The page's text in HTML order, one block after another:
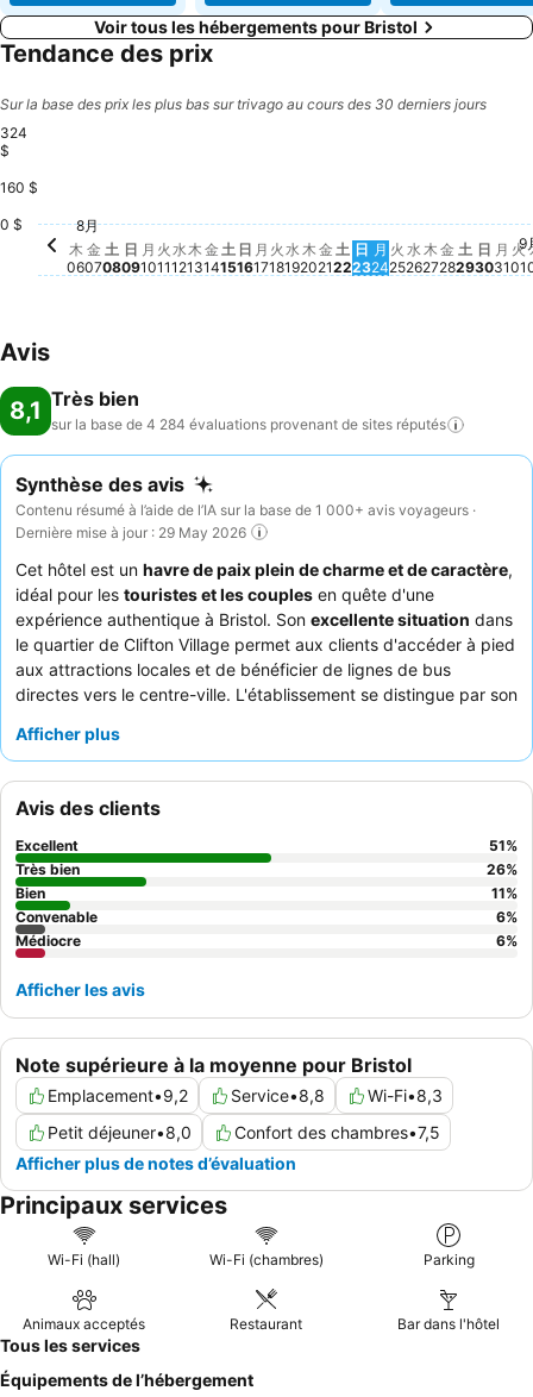
Voir tous les hébergements pour Bristol
Tendance des prix
Sur la base des prix les plus bas sur trivago au cours des 30 derniers jours
324
$
160 $
0 $ 木, 8月 06
136 $
8月
木
06
金
07
土, 8月 08
Aucun prix disponible à cette date
土
08
日, 8月 09
141 $
日
09
月, 8月 10
月
10
火
11
水, 8月 12
166 $
水
12
木
13
金, 8月 14
Aucun prix disponible à cette date
金
14
土
15
日
16
月, 8月 17
125 $
月
17
火, 8月 18
151 $
火
18
水, 8月 19
136 $
水
19
木, 8月 20
135 $
木
20
金
21
土
22
日, 8月 23
94 $
日
23
月, 8月 24
88 $
月
24
火, 8月 25
125 $
火
25
水, 8月 26
138 $
水
26
木, 8月 27
128 $
木
27
金, 8月
Aucun
金
28
土, 8月
Aucun
土
29
日, 8
日
30
月,
82
月
31
9
火
01
Avis
8,1 Très bien
sur la base de 4 284 évaluations provenant de sites réputés
Synthèse des avis
Contenu résumé à l’aide de l’IA sur la base de 1 000+ avis voyageurs ·
Dernière mise à jour : 29 May 2026
Cet hôtel est un havre de paix plein de charme et de caractère,
idéal pour les touristes et les couples en quête d'une
expérience authentique à Bristol. Son excellente situation dans
le quartier de Clifton Village permet aux clients d'accéder à pied
aux attractions locales et de bénéficier de lignes de bus
directes vers le centre-ville. L'établissement se distingue par son
déjeuner fraîchement préparé sur commande et très apprécié.
attentionné
, qui contribue grandement à une atmosphère
positive et confortable. Pour une expérience optimale, pensez à
demander une chambre donnant sur le jardin pour un séjour plus
calme.
Afficher plus
Note supérieure à la moyenne pour Bristol
Emplacement•9,2 Service•8,8 Wi-Fi•8,3
Petit déjeuner•8,0 Confort des chambres•7,5
Afficher plus de notes d’évaluation
Avis des clients
Excellent 51%
Très bien
26%
Bien
11%
Convenable
6%
Médiocre
6%
Afficher les avis
Principaux services
Wi-Fi (hall) Wi-Fi (chambres) Parking
Animaux acceptés Restaurant Bar dans l'hôtel
Tous les services
Équipements de l’hébergement